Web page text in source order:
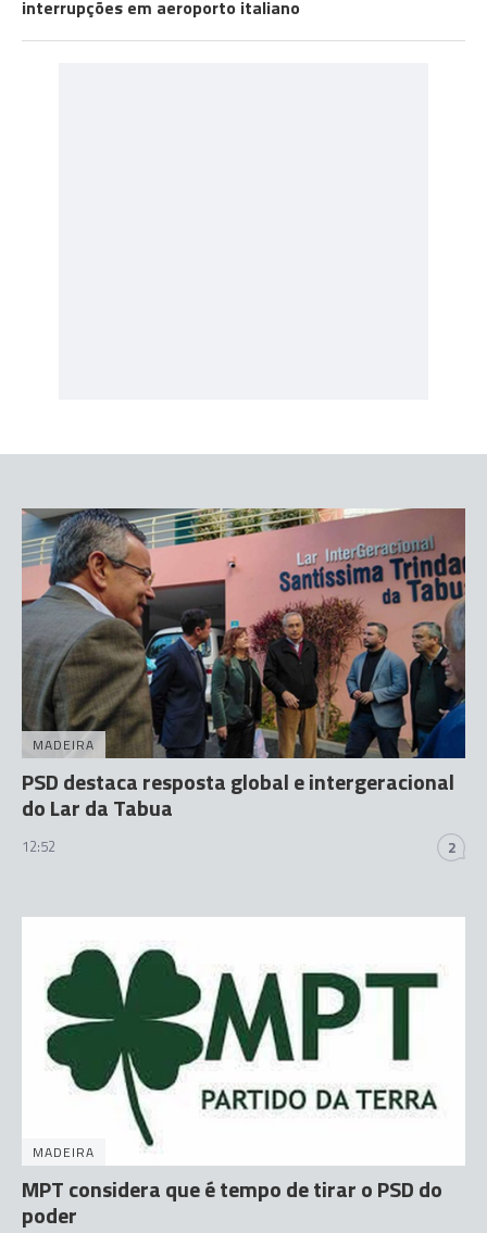
interrupções em aeroporto italiano
MADEIRA
PSD destaca resposta global e intergeracional
do Lar da Tabua
12:52 2
MADEIRA
MPT considera que é tempo de tirar o PSD do
poder